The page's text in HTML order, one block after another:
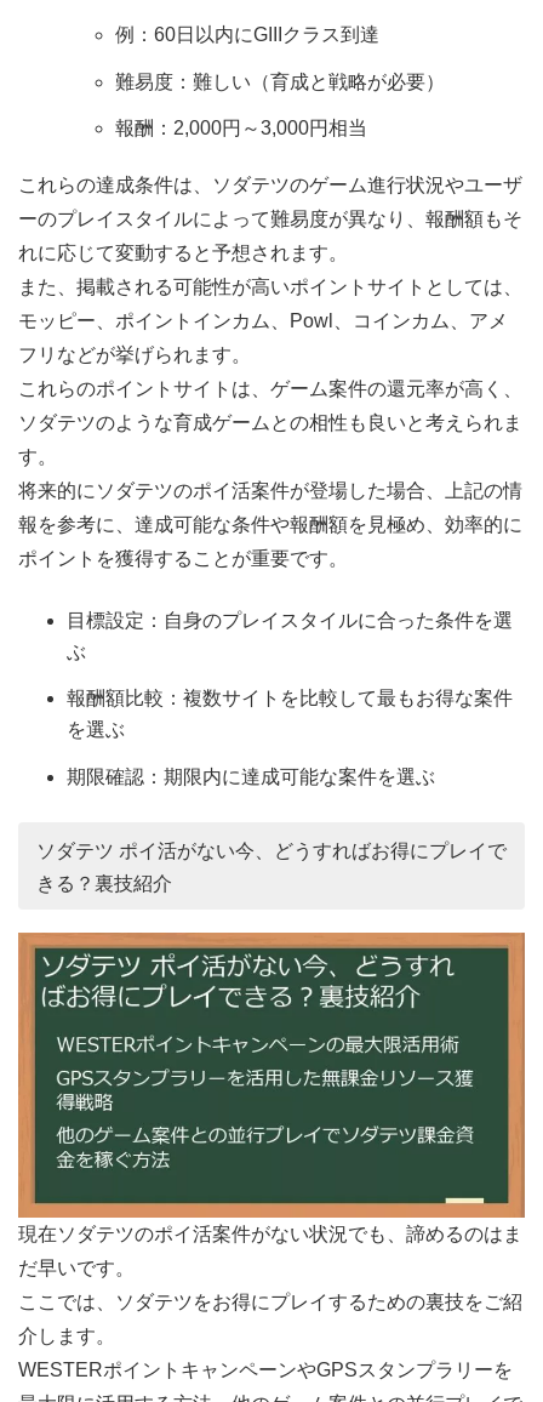
例：60日以内にGIIIクラス到達
難易度：難しい（育成と戦略が必要）
報酬：2,000円～3,000円相当
これらの達成条件は、ソダテツのゲーム進行状況やユーザ
ーのプレイスタイルによって難易度が異なり、報酬額もそ
れに応じて変動すると予想されます。
また、掲載される可能性が高いポイントサイトとしては、
モッピー、ポイントインカム、Powl、コインカム、アメ
フリなどが挙げられます。
これらのポイントサイトは、ゲーム案件の還元率が高く、
ソダテツのような育成ゲームとの相性も良いと考えられま
す。
将来的にソダテツのポイ活案件が登場した場合、上記の情
報を参考に、達成可能な条件や報酬額を見極め、効率的に
ポイントを獲得することが重要です。
目標設定：自身のプレイスタイルに合った条件を選
ぶ
報酬額比較：複数サイトを比較して最もお得な案件
を選ぶ
期限確認：期限内に達成可能な案件を選ぶ
ソダテツ ポイ活がない今、どうすればお得にプレイで
きる？裏技紹介
現在ソダテツのポイ活案件がない状況でも、諦めるのはま
だ早いです。
ここでは、ソダテツをお得にプレイするための裏技をご紹
介します。
WESTERポイントキャンペーンやGPSスタンプラリーを